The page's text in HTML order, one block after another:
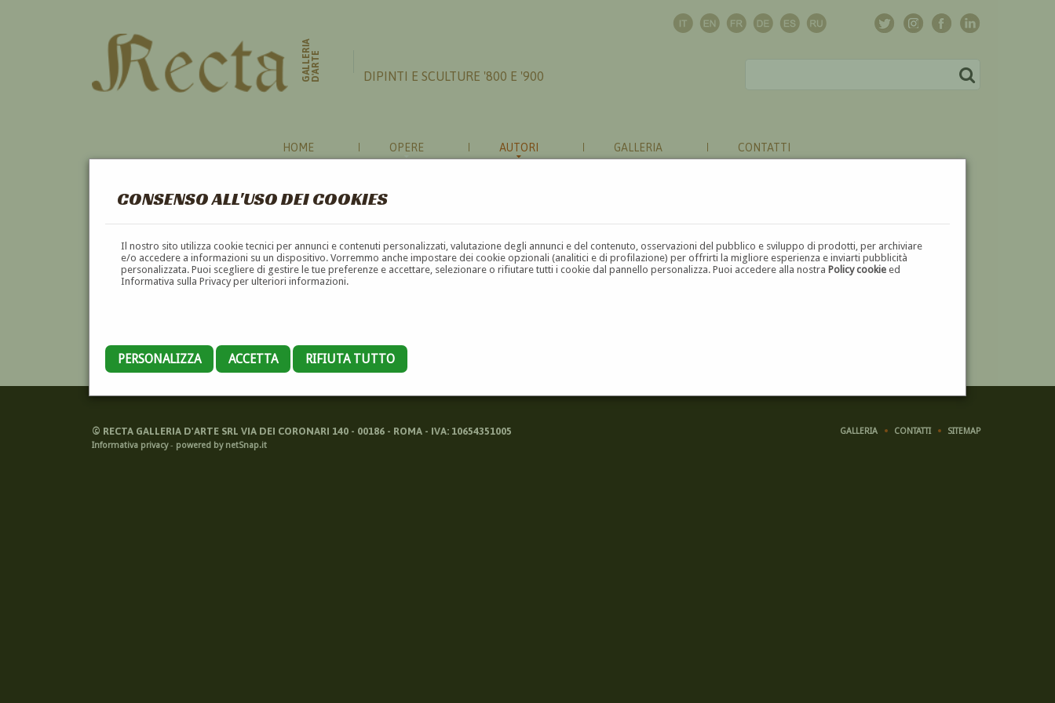
CONSENSO ALL'USO DEI COOKIES
Il nostro sito utilizza cookie tecnici per annunci e contenuti personalizzati, valutazione degli annunci e del contenuto, osservazioni del pubblico e sviluppo di prodotti, per archiviare
e/o accedere a informazioni su un dispositivo. Vorremmo anche impostare dei cookie opzionali (analitici e di profilazione) per offrirti la migliore esperienza e inviarti pubblicità
personalizzata. Puoi scegliere di gestire le tue preferenze e accettare, selezionare o rifiutare tutti i cookie dal pannello personalizza. Puoi accedere alla nostraPolicy cookie ed
Informativa sulla Privacy per ulteriori informazioni.
PERSONALIZZA ACCETTA RIFIUTA TUTTO
GALLERIAD'ARTE DIPINTI E SCULTURE '800 E '900
HOME OPERE AUTORI GALLERIA CONTATTI
AUTORI
A B C D E F G H I J K L M N O P Q R S T U V W X Y Z ⬅
© RECTA GALLERIA D'ARTE SRL VIA DEI CORONARI 140 - 00186 - ROMA - IVA: 10654351005
Informativa privacy- powered by netSnap.it
GALLERIA CONTATTI SITEMAP